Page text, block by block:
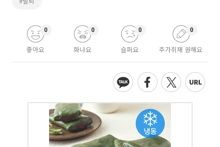
좋아요
0
화나요
0
슬퍼요
0
추가취재 원해요
0